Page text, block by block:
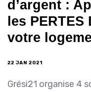
d’argent :
les
votre
22 JAN 2021
Grési21 organise 4